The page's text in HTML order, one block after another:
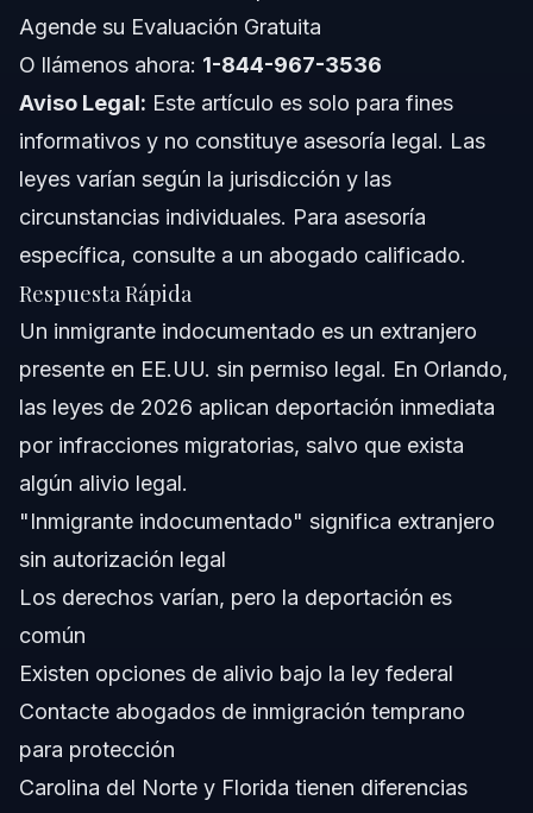
Notas sobre Carolina del Norte, Florida y a Nivel
Nacional
Notas sobre Carolina del Norte
Conceptos a Nivel Nacional
Cuándo Llamar a un Abogado Inmediatamente
Acerca de Vasquez Law Firm
Preguntas Frecuentes
¿Cuál es otro término para inmigrante indocumentado?
¿Por qué se usa el término inmigrante indocumentado?
¿Cuál es la diferencia entre un inmigrante y un
¿Qué derechos tienen los inmigrantes indocumentados
bajo la ley de EE.UU.?
¿Qué sucede después de que un inmigrante
Agende su Evaluación Gratuita
O llámenos ahora: 1-844-967-3536
Aviso Legal: Este artículo es solo para fines
informativos y no constituye asesoría legal. Las
leyes varían según la jurisdicción y las
circunstancias individuales. Para asesoría
específica, consulte a un abogado calificado.
Respuesta Rápida
Un inmigrante indocumentado es un extranjero
presente en EE.UU. sin permiso legal. En Orlando,
las leyes de 2026 aplican deportación inmediata
por infracciones migratorias, salvo que exista
algún alivio legal.
"Inmigrante indocumentado" significa extranjero
sin autorización legal
Los derechos varían, pero la deportación es
común
Existen opciones de alivio bajo la ley federal
Contacte abogados de inmigración temprano
para protección
Carolina del Norte y Florida tienen diferencias